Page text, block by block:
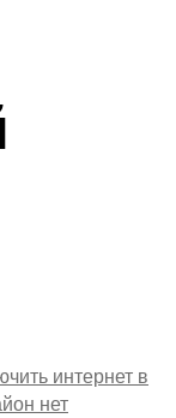
интернет в
нет